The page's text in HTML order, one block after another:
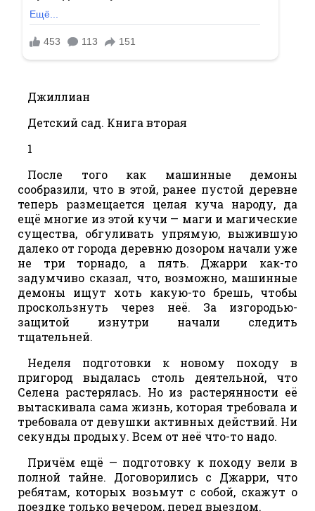
Джиллиан
Детский сад. Книга вторая
1
После того как машинные демоны
сообразили, что в этой, ранее пустой деревне
теперь размещается целая куча народу, да
ещё многие из этой кучи — маги и магические
существа, обгуливать упрямую, выжившую
далеко от города деревню дозором начали уже
не три торнадо, а пять. Джарри как-то
задумчиво сказал, что, возможно, машинные
демоны ищут хоть какую-то брешь, чтобы
проскользнуть через неё. За изгородью-
защитой изнутри начали следить
тщательней.
Неделя подготовки к новому походу в
пригород выдалась столь деятельной, что
Селена растерялась. Но из растерянности её
вытаскивала сама жизнь, которая требовала и
требовала от девушки активных действий. Ни
секунды продыху. Всем от неё что-то надо.
Причём ещё — подготовку к походу вели в
полной тайне. Договорились с Джарри, что
ребятам, которых возьмут с собой, скажут о
поездке только вечером, перед выездом.